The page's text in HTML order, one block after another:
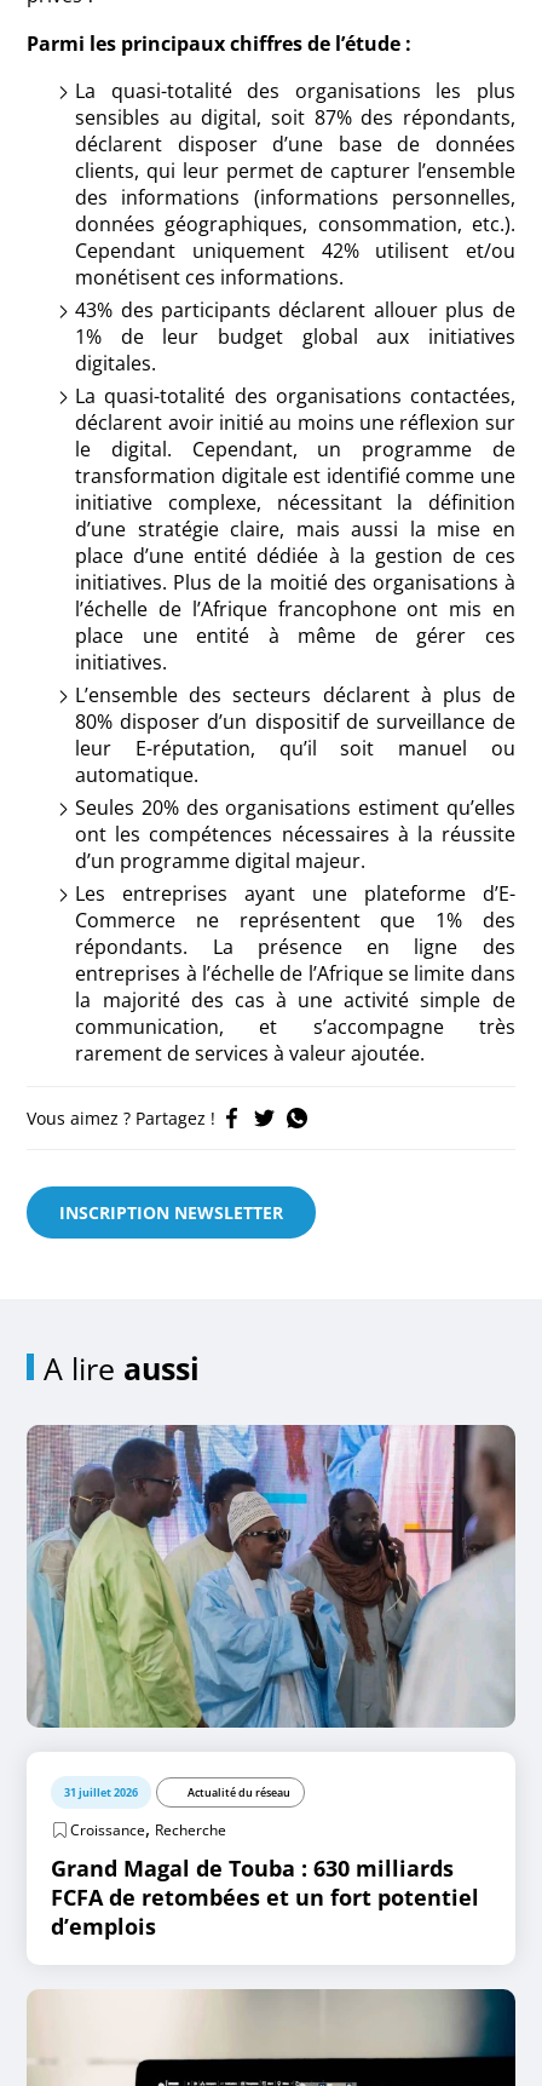
Parmi les principaux chiffres de l’étude :
La quasi-totalité des organisations les plus
sensibles au digital, soit 87% des répondants,
déclarent disposer d’une base de données
clients, qui leur permet de capturer l’ensemble
des informations (informations personnelles,
données géographiques, consommation, etc.).
Cependant uniquement 42% utilisent et/ou
monétisent ces informations.
43% des participants déclarent allouer plus de
1% de leur budget global aux initiatives
digitales.
La quasi-totalité des organisations contactées,
déclarent avoir initié au moins une réflexion sur
le digital. Cependant, un programme de
transformation digitale est identifié comme une
initiative complexe, nécessitant la définition
d’une stratégie claire, mais aussi la mise en
place d’une entité dédiée à la gestion de ces
initiatives. Plus de la moitié des organisations à
l’échelle de l’Afrique francophone ont mis en
place une entité à même de gérer ces
initiatives.
L’ensemble des secteurs déclarent à plus de
80% disposer d’un dispositif de surveillance de
leur E-réputation, qu’il soit manuel ou
automatique.
Seules 20% des organisations estiment qu’elles
ont les compétences nécessaires à la réussite
d’un programme digital majeur.
Les entreprises ayant une plateforme d’E-
Commerce ne représentent que 1% des
répondants. La présence en ligne des
entreprises à l’échelle de l’Afrique se limite dans
la majorité des cas à une activité simple de
communication, et s’accompagne très
rarement de services à valeur ajoutée.
Vous aimez ? Partagez !
INSCRIPTION NEWSLETTER
A lire aussi
31 juillet 2026 Actualité du réseau
Croissance, Recherche
Grand Magal de Touba : 630 milliards
FCFA de retombées et un fort potentiel
d’emplois